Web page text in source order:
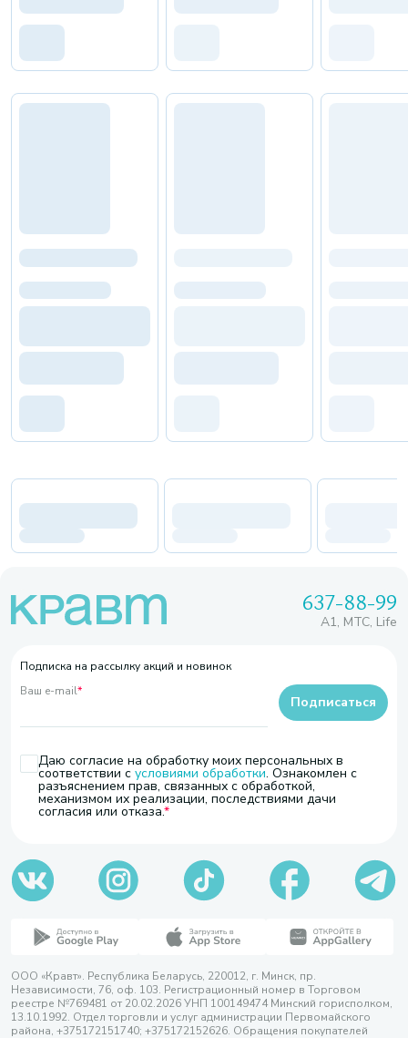
637-88-99
A1, МТС, Life
Подписка на рассылку акций и новинок
Ваш e-mail*
Даю согласие на обработку моих персональных в
соответствии с условиями обработки. Ознакомлен с
разъяснением прав, связанных с обработкой,
механизмом их реализации, последствиями дачи
согласия или отказа.
Подписаться
ООО «Кравт». Республика Беларусь, 220012, г. Минск, пр.
Независимости, 76, оф. 103. Регистрационный номер в Торговом
реестре №769481 от 20.02.2026 УНП 100149474 Минский горисполком,
13.10.1992. Отдел торговли и услуг администрации Первомайского
района, +375172151740; +375172152626. Обращения покупателей